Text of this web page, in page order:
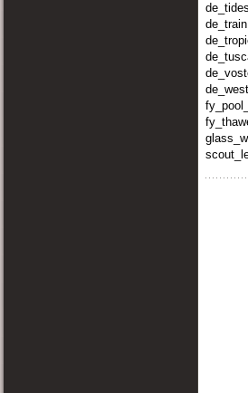
de_tides
de_train